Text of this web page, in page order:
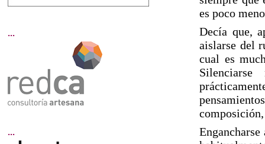
es poco
Decía que,
aislarse del
cual es
...
...